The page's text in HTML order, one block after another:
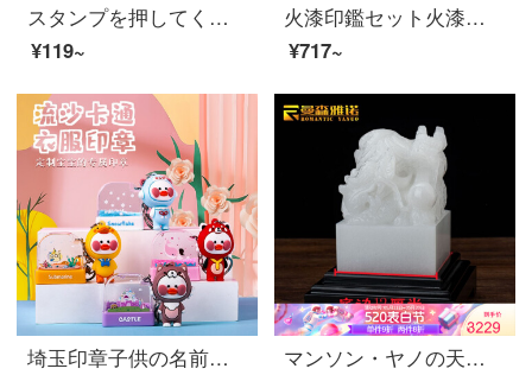
スタンプを押してください。スタンプを押してください。子供用かわいいキャラクターが素敵です。幼稚園の赤ちゃんセットを表彰します。笑顔とフルーツセットをプレゼントします。
¥119~
火漆印鑑セット火漆小溶炉火漆印鑑セット火漆さじ封筒封口火漆蝋粒星空ハンドル手帐印鑑静谧北欧ワックスセット14点セット
¥717~
埼玉印章子供の名前の印鑑を作って、名前を防水洗濯します。色落ちしない服を作ってください。章子幼稚園の子供の服を捺印します。オーダ。メールド小学生の制服は、名前を付けずに黄色の外装を作ってください。
マンソン・ヤノの天然玉璽の大きな印章双龍戯珠家居書房風水印客間装飾置物高級ビジネスプレゼント12 x 12 cm底面